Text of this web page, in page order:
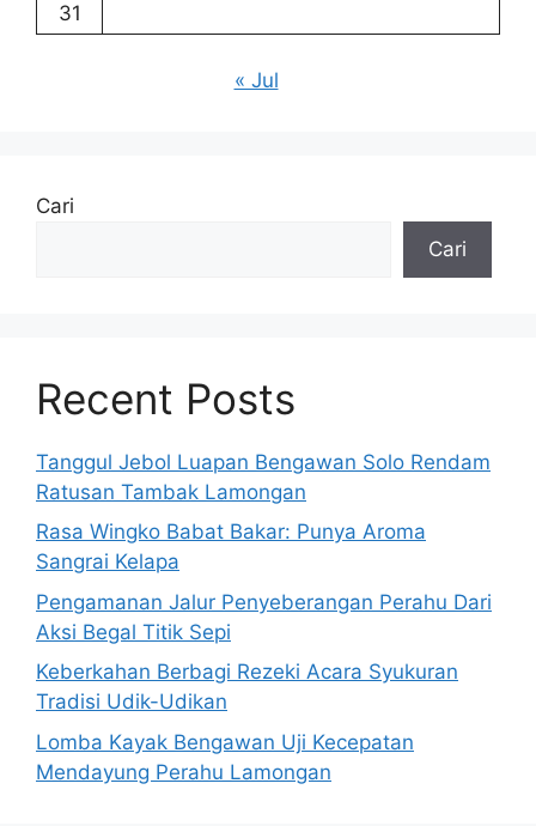
31
« Jul
Cari
Cari
Recent Posts
Tanggul Jebol Luapan Bengawan Solo Rendam
Ratusan Tambak Lamongan
Rasa Wingko Babat Bakar: Punya Aroma
Sangrai Kelapa
Pengamanan Jalur Penyeberangan Perahu Dari
Aksi Begal Titik Sepi
Keberkahan Berbagi Rezeki Acara Syukuran
Tradisi Udik-Udikan
Lomba Kayak Bengawan Uji Kecepatan
Mendayung Perahu Lamongan